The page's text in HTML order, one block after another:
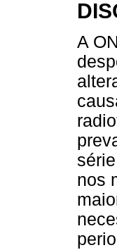
A
nos